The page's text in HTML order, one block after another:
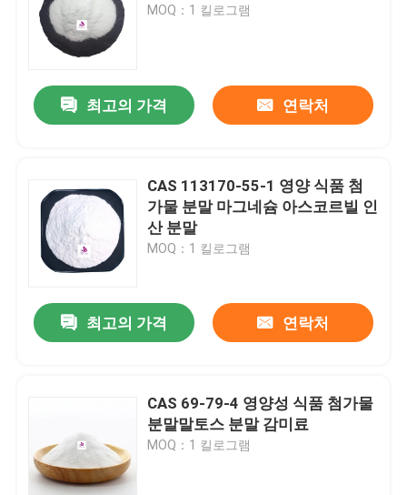
MOQ：1 킬로그램
최고의 가격 연락처
CAS 113170-55-1 영양 식품 첨
가물 분말 마그네슘 아스코르빌 인
산 분말
MOQ：1 킬로그램
최고의 가격 연락처
CAS 69-79-4 영양성 식품 첨가물
분말말토스 분말 감미료
MOQ：1 킬로그램